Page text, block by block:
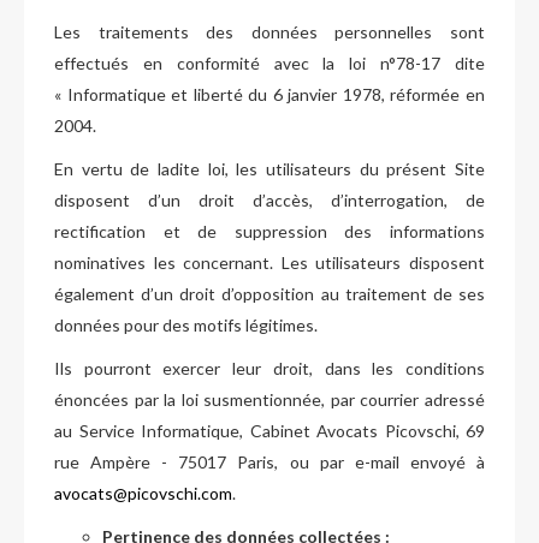
Les traitements des données personnelles sont
effectués en conformité avec la loi n°78-17 dite
« Informatique et liberté du 6 janvier 1978, réformée en
2004.
En vertu de ladite loi, les utilisateurs du présent Site
disposent d’un droit d’accès, d’interrogation, de
rectification et de suppression des informations
nominatives les concernant. Les utilisateurs disposent
également d’un droit d’opposition au traitement de ses
données pour des motifs légitimes.
Ils pourront exercer leur droit, dans les conditions
énoncées par la loi susmentionnée, par courrier adressé
au Service Informatique, Cabinet Avocats Picovschi, 69
rue Ampère - 75017 Paris, ou par e-mail envoyé à
avocats@picovschi.com.
Pertinence des données collectées :